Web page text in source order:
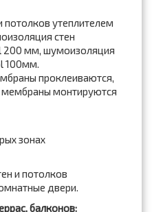
потолков утеплителем
стен
200 мм, шумоизоляция
100мм.
проклеиваются,
монтируются
зонах
и потолков
двери.
балконов: